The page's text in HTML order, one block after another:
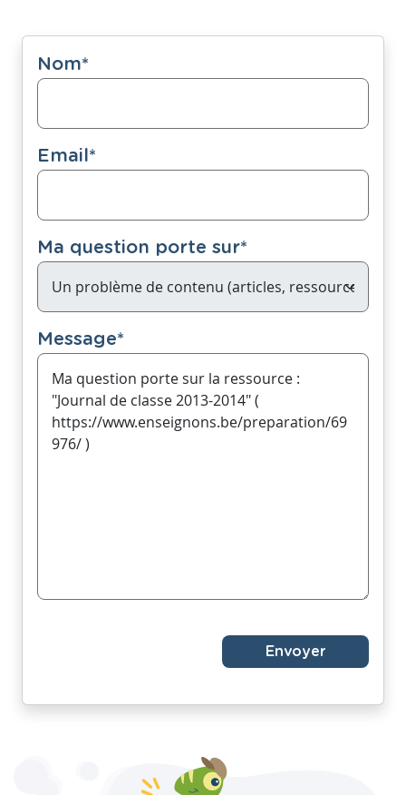
Nom*
Email*
Ma question porte sur*
Message*
Envoyer